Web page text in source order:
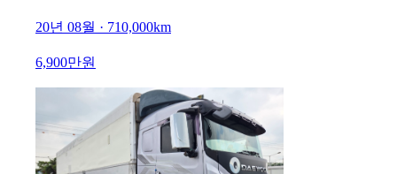
20년 08월 · 710,000km
6,900만원